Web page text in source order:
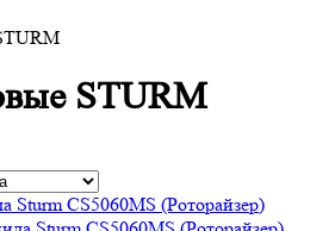
STURM
Sturm CS5060MS (Роторайзер)